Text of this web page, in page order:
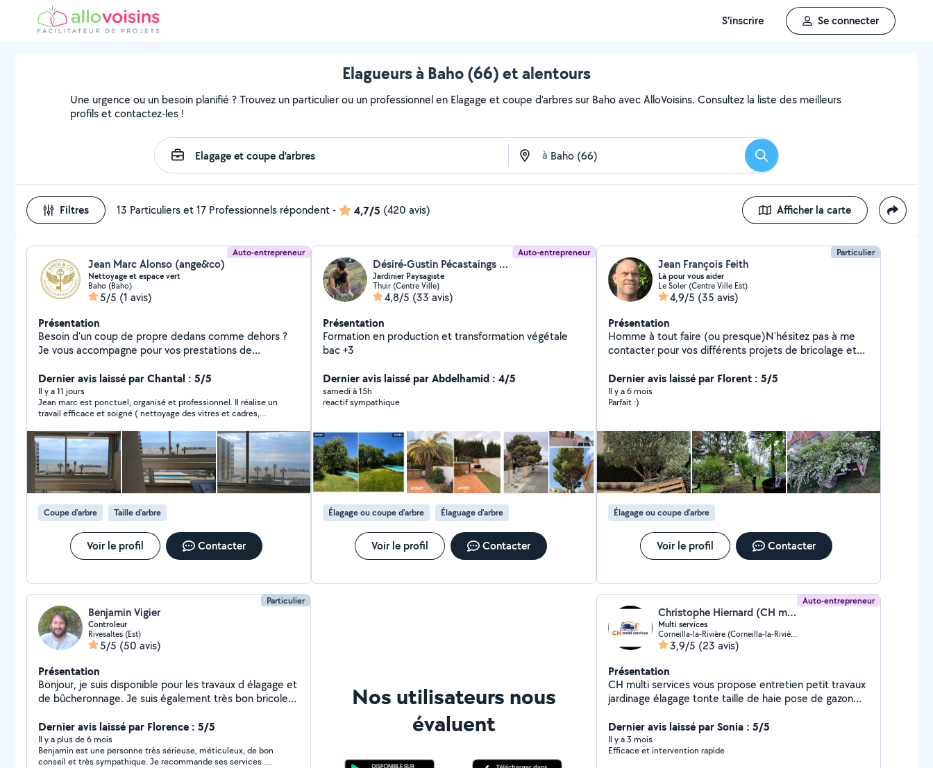
S'inscrire Se connecter
Elagueurs à Baho (66) et alentours
Une urgence ou un besoin planifié ? Trouvez un particulier ou un professionnel en Elagage et coupe d'arbres sur Baho avec AlloVoisins. Consultez la liste des meilleurs
profils et contactez-les !
à Rechercher
Filtres 13 Particuliers et 17 Professionnels répondent- 4,7/5 (420 avis) Afficher la carte
Auto-entrepreneur
Jean Marc Alonso (ange&co)
Nettoyage et espace vert
Baho (Baho)
5/5 (1 avis)
Présentation
Besoin d'un coup de propre dedans comme dehors ?
Je vous accompagne pour vos prestations de
vitres, remise en état, nettoyage après travaux, tonte,
taille, désherbage et débroussaillage. Mon objectif : un
résultat propre, net et durable, avec une intervention
sérieuse, organisée et adaptée à chaque situation. Les
prestations de ménage et de petits travaux de
jardinage font bien partie des activités courantes de
service à domicile, avec notamment l'entretien de la
maison, la tonte, le désherbage, la taille et le
débroussaillage.
Dernier avis laissé par Chantal : 5/5
Il y a 11 jours
Jean marc est ponctuel, organisé et professionnel. Il réalise un
travail efficace et soigné ( nettoyage des vitres et cadres,
Coupe d'arbre Taille d'arbre
Voir le profil Contacter
Auto-entrepreneur
Désiré-Gustin Pécastaings (DGPaysage)
Jardinier Paysagiste
Thuir (Centre Ville)
4,8/5 (33 avis)
Présentation
Formation en production et transformation végétale
bac +3
Dernier avis laissé par Abdelhamid : 4/5
samedi à 15h
reactif sympathique
Élagage ou coupe d'arbre Élaguage d'arbre
Voir le profil Contacter
Particulier
Jean François Feith
Là pour vous aider
Le Soler (Centre Ville Est)
4,9/5 (35 avis)
Présentation
Homme à tout faire (ou presque)N'hésitez pas à me
contacter pour vos différents projets de bricolage et
espaces verts comme tondre, débroussailler, tailler,
élaguer.... et bien sûr je vous débarrasse des déchets.
Je vous servirais au mieux et en fonction de mes
de vous servir
Dernier avis laissé par Florent : 5/5
Il y a 6 mois
Parfait :)
Élagage ou coupe d'arbre
Voir le profil Contacter
Particulier
Benjamin Vigier
Controleur
Rivesaltes (Est)
5/5 (50 avis)
Présentation
Bonjour, je suis disponible pour les travaux d élagage et
de bûcheronnage. Je suis également très bon bricoleur
travaux intérieurs. Je me déplace sur Perpignan et
environs. Dans l'attente de vos demandes
Dernier avis laissé par Florence : 5/5
Il y a plus de 6 mois
Benjamin est une personne très sérieuse, méticuleux, de bon
conseil et très sympathique. Je recommande ses services .
Nos utilisateurs nous
évaluent
Auto-entrepreneur
Christophe Hiernard (CH multi services)
Multi services
Corneilla-la-Rivière (Corneilla-la-Rivière)
3,9/5 (23 avis)
Présentation
CH multi services vous propose entretien petit travaux
jardinage élagage tonte taille de haie pose de gazon
petite peinture réparation montage de meuble et bien
d'autres choses travail sérieux et soigner n'hésitez pas
à me contacter pour plus d'informations devis gratuit
Dernier avis laissé par Sonia : 5/5
Il y a 3 mois
Efficace et intervention rapide